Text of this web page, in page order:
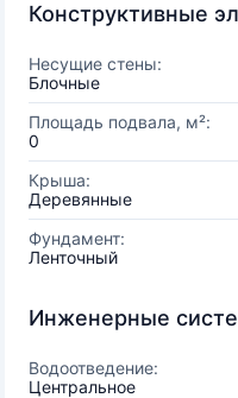
Конструктивные
Несущие стены:
Блочные
Площадь подвала, м²:
0
Крыша:
Деревянные
Фундамент:
Ленточный
Инженерные
Водоотведение:
Центральное